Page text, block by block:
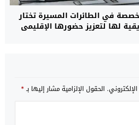
في الطائرات المسيرة تختار
لها لتعزيز حضورها الإقليمي
الحقول الإلزامية مشار إليها بـ*